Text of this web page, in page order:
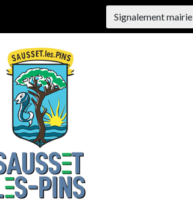
Signalement mairie